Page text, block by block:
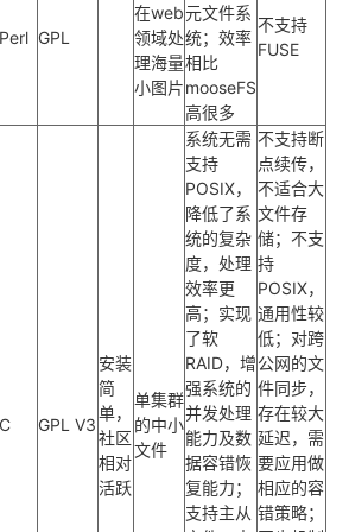
Perl GPL
在web
领域处
理海量
小图片
元文件系
统；效率
相比
mooseFS
高很多
不支持
FUSE
C GPL V3
安装
简
单，
社区
相对
活跃
单集群
的中小
文件
系统无需
支持
POSIX，
降低了系
统的复杂
度，处理
效率更
高；实现
了软
RAID，增
强系统的
并发处理
能力及数
据容错恢
复能力；
支持主从
不支持断
点续传，
不适合大
文件存
储；不支
持
POSIX，
通用性较
低；对跨
公网的文
件同步，
存在较大
延迟，需
要应用做
相应的容
错策略；